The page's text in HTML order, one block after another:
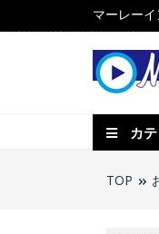
マーレー
カ
TOP